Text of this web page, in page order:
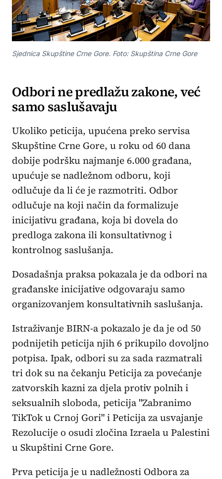
Sjednica Skupštine Crne Gore. Foto: Skupština Crne Gore
Odbori ne predlažu zakone, već
samo saslušavaju
Ukoliko peticija, upućena preko servisa
Skupštine Crne Gore, u roku od 60 dana
dobije podršku najmanje 6.000 građana,
upućuje se nadležnom odboru, koji
odlučuje da li će je razmotriti. Odbor
odlučuje na koji način da formalizuje
inicijativu građana, koja bi dovela do
predloga zakona ili konsultativnog i
kontrolnog saslušanja.
Dosadašnja praksa pokazala je da odbori na
građanske inicijative odgovaraju samo
organizovanjem konsultativnih saslušanja.
Istraživanje BIRN-a pokazalo je da je od 50
podnijetih peticija njih 6 prikupilo dovoljno
potpisa. Ipak, odbori su za sada razmatrali
tri dok su na čekanju Peticija za povećanje
zatvorskih kazni za djela protiv polnih i
seksualnih sloboda, peticija "Zabranimo
TikTok u Crnoj Gori" i Peticija za usvajanje
Rezolucije o osudi zločina Izraela u Palestini
u Skupštini Crne Gore.
Prva peticija je u nadležnosti Odbora za